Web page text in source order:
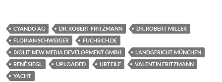
CYANDO AG DR. ROBERT FRITZMANN
DR. ROBERT MILLER
FLORIAN SCHWEIGER
FUCHSICH.DE
IXOLIT NEW MEDIA DEVELOPMENT GMBH
LANDGERICHT MÜNCHEN
RENÉ SIEGL
UPLOADED URTEILE
VALENTIN FRITZMANN
YACHT